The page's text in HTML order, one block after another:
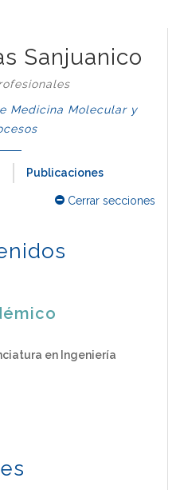
Sanjuanico
Medicina Molecular y
Publicaciones
Cerrar secciones
en Ingeniería